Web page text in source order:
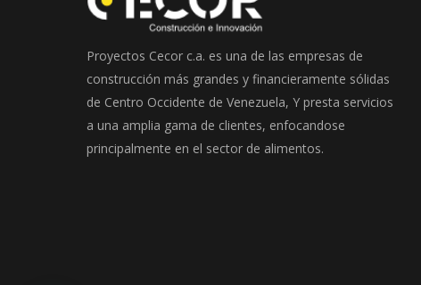
Proyectos Cecor c.a. es una de las empresas de
construcción más grandes y financieramente sólidas
de Centro Occidente de Venezuela, Y presta servicios
a una amplia gama de clientes, enfocandose
principalmente en el sector de alimentos.